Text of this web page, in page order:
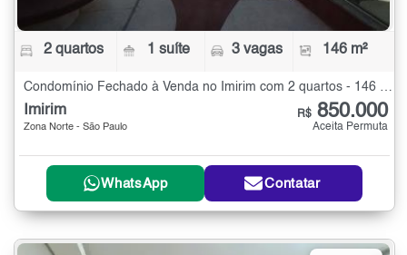
2 quartos 1 suíte 3 vagas 146 m²
Condomínio Fechado à Venda no Imirim com 2 quartos - 146 m²
Imirim
Zona Norte - São Paulo
R$ 850.000
Aceita Permuta
WhatsApp Contatar